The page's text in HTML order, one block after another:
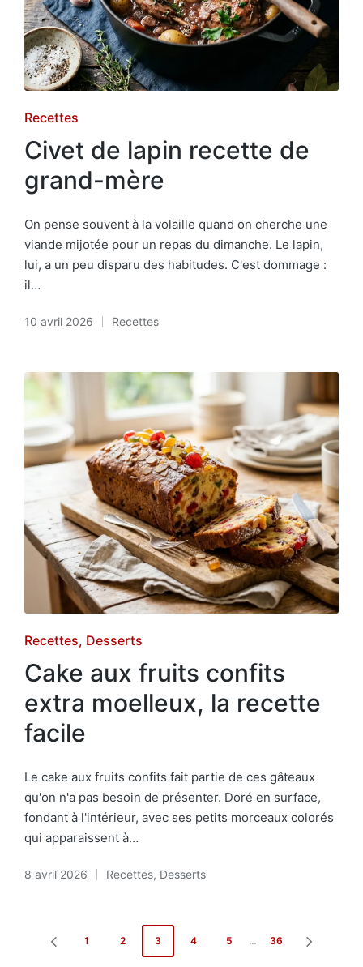
Posted
in
Recettes
Civet de lapin recette de
grand-mère
On pense souvent à la volaille quand on cherche une
viande mijotée pour un repas du dimanche. Le lapin,
lui, a un peu disparu des habitudes. C'est dommage :
il…
10 avril 2026
Posted
Recettes
Posted
in
Recettes Desserts
Cake aux fruits confits
extra moelleux, la recette
facile
Le cake aux fruits confits fait partie de ces gâteaux
qu'on n'a pas besoin de présenter. Doré en surface,
fondant à l'intérieur, avec ses petits morceaux colorés
qui apparaissent à…
8 avril 2026
Posted
Recettes, Desserts
Pagination
PAGE
1 2 3 4 5 … 36